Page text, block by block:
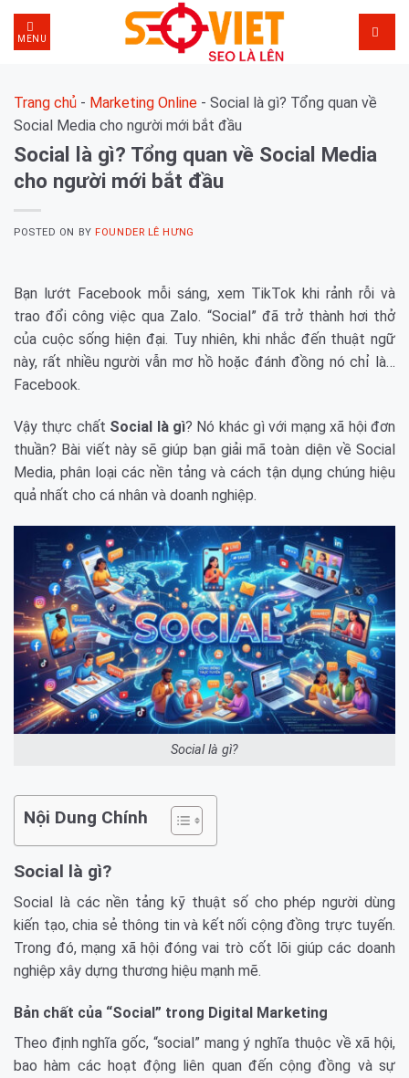
Skip
content
MENU
Trang chủ - Marketing Online - Social là gì? Tổng quan về
Social Media cho người mới bắt đầu
Social là gì? Tổng quan về Social Media
cho người mới bắt đầu
POSTED ON BYFOUNDER LÊ HƯNG
Bạn lướt Facebook mỗi sáng, xem TikTok khi rảnh rỗi và
trao đổi công việc qua Zalo. “Social” đã trở thành hơi thở
của cuộc sống hiện đại. Tuy nhiên, khi nhắc đến thuật ngữ
này, rất nhiều người vẫn mơ hồ hoặc đánh đồng nó chỉ là…
Facebook.
Vậy thực chất Social là gì? Nó khác gì với mạng xã hội đơn
thuần? Bài viết này sẽ giúp bạn giải mã toàn diện về Social
Media, phân loại các nền tảng và cách tận dụng chúng hiệu
quả nhất cho cá nhân và doanh nghiệp.
Social là gì?
Nội Dung Chính
Social là gì?
Social là các nền tảng kỹ thuật số cho phép người dùng
kiến tạo, chia sẻ thông tin và kết nối cộng đồng trực tuyến.
Trong đó, mạng xã hội đóng vai trò cốt lõi giúp các doanh
nghiệp xây dựng thương hiệu mạnh mẽ.
Bản chất của “Social” trong Digital Marketing
Theo định nghĩa gốc, “social” mang ý nghĩa thuộc về xã hội,
bao hàm các hoạt động liên quan đến cộng đồng và sự